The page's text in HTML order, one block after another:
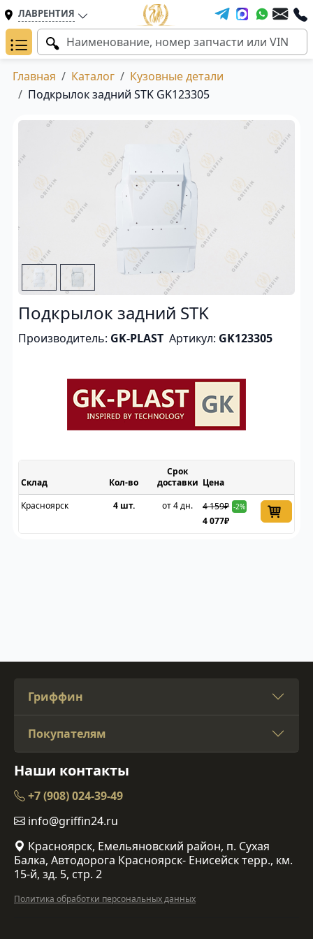
ЛАВРЕНТИЯ
Главная Каталог
Кузовные детали
Подкрылок задний STK GK123305
Подкрылок задний STK
Производитель: GK-PLAST Артикул: GK123305
Склад
Срок
доставки Цена
Красноярск
4 шт. от 4 дн. 4 159₽ -2%
4 077₽
Гриффин
Покупателям
Наши контакты
+7 (908) 024-39-49
info@griffin24.ru
Красноярск, Емельяновский район, п. Сухая
Балка, Автодорога Красноярск- Енисейск терр., км.
15-й, зд. 5, стр. 2
Политика обработки персональных данных